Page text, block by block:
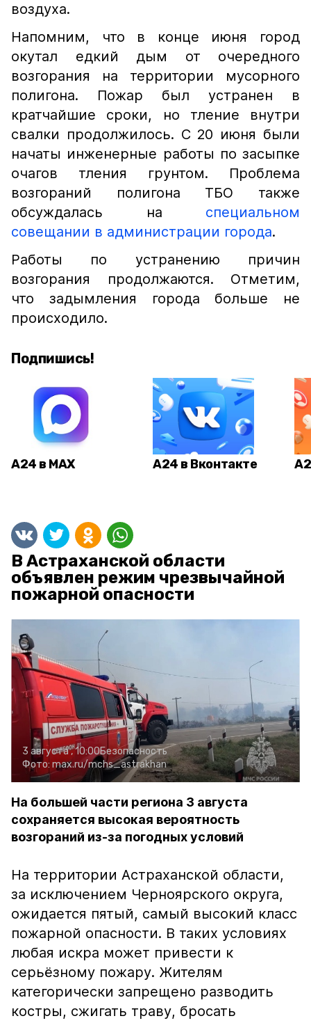
воздуха.
Напомним, что в конце июня город
окутал едкий дым от очередного
возгорания на территории мусорного
полигона. Пожар был устранен в
кратчайшие сроки, но тление внутри
свалки продолжилось. С 20 июня были
начаты инженерные работы по засыпке
очагов тления грунтом. Проблема
возгораний полигона ТБО также
обсуждалась на специальном
совещании в администрации города.
Работы по устранению причин
возгорания продолжаются. Отметим,
что задымления города больше не
происходило.
Подпишись!
А24 в MAX А24 в Вконтакте
В Астраханской области
объявлен режим чрезвычайной
пожарной опасности
3 августа , 10:00Безопасность
Фото: max.ru/mchs_astrakhan
На большей части региона 3 августа
сохраняется высокая вероятность
возгораний из-за погодных условий
На территории Астраханской области,
за исключением Черноярского округа,
ожидается пятый, самый высокий класс
пожарной опасности. В таких условиях
любая искра может привести к
серьёзному пожару. Жителям
категорически запрещено разводить
костры, сжигать траву, бросать